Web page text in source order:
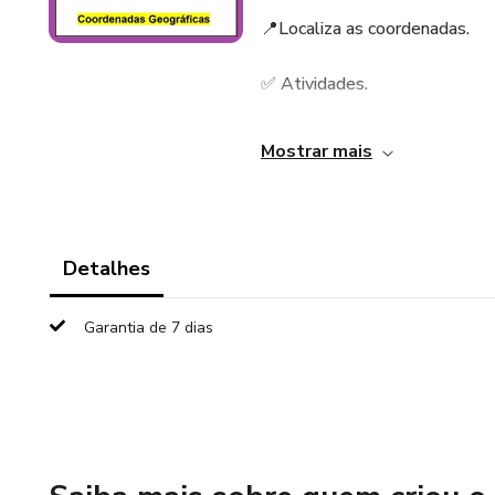
📍Localiza as coordenadas.
✅ Atividades.
Garanta já o seu caderno de
Mostrar mais
Detalhes
Garantia de 7 dias